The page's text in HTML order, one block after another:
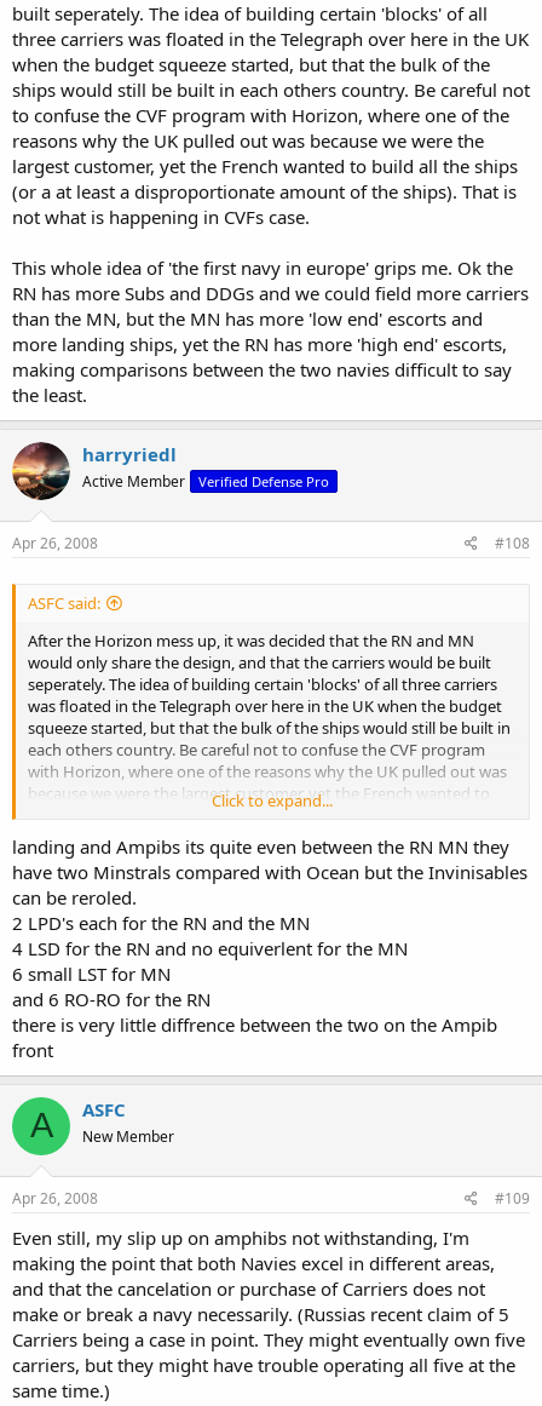
built seperately. The idea of building certain 'blocks' of all
three carriers was floated in the Telegraph over here in the UK
when the budget squeeze started, but that the bulk of the
ships would still be built in each others country. Be careful not
to confuse the CVF program with Horizon, where one of the
reasons why the UK pulled out was because we were the
largest customer, yet the French wanted to build all the ships
(or a at least a disproportionate amount of the ships). That is
not what is happening in CVFs case.
This whole idea of 'the first navy in europe' grips me. Ok the
RN has more Subs and DDGs and we could field more carriers
than the MN, but the MN has more 'low end' escorts and
more landing ships, yet the RN has more 'high end' escorts,
making comparisons between the two navies difficult to say
the least.
harryriedl
Active Member Verified Defense Pro
Apr 26, 2008 #108
ASFC said:
After the Horizon mess up, it was decided that the RN and MN
would only share the design, and that the carriers would be built
seperately. The idea of building certain 'blocks' of all three carriers
was floated in the Telegraph over here in the UK when the budget
squeeze started, but that the bulk of the ships would still be built in
each others country. Be careful not to confuse the CVF program
with Horizon, where one of the reasons why the UK pulled out was
because we were the largest customer, yet the French wanted to
build all the ships (or a at least a disproportionate amount of the
ships). That is not what is happening in CVFs case.
This whole idea of 'the first navy in europe' grips me. Ok the RN has
more Subs and DDGs and we could field more carriers than the MN,
but the MN has more 'low end' escorts and more landing ships, yet
the RN has more 'high end' escorts, making comparisons between
the two navies difficult to say the least.
Click to expand...
landing and Ampibs its quite even between the RN MN they
have two Minstrals compared with Ocean but the Invinisables
can be reroled.
2 LPD's each for the RN and the MN
4 LSD for the RN and no equiverlent for the MN
6 small LST for MN
and 6 RO-RO for the RN
there is very little diffrence between the two on the Ampib
front
A ASFC
New Member
Apr 26, 2008 #109
Even still, my slip up on amphibs not withstanding, I'm
making the point that both Navies excel in different areas,
and that the cancelation or purchase of Carriers does not
make or break a navy necessarily. (Russias recent claim of 5
Carriers being a case in point. They might eventually own five
carriers, but they might have trouble operating all five at the
same time.)